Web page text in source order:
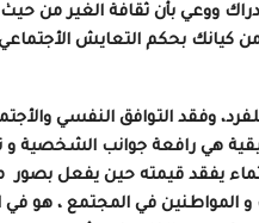
ووعي بأن ثقافة الغير من حيث
من كيانك بحكم التعايش
وفقد التوافق النفسي
هي رافعة جوانب الشخصية و
يفقد قيمته حين يفعل
و المواطنين في المجتمع ، هو في